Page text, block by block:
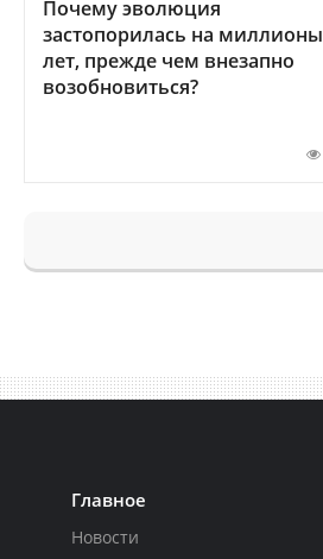
Почему эволюция
застопорилась на миллионы
лет, прежде чем внезапно
возобновиться?
Главное
Новости